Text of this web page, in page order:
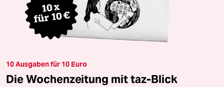
10 Ausgaben für 10 Euro
Die Wochenzeitung mit taz-Blick